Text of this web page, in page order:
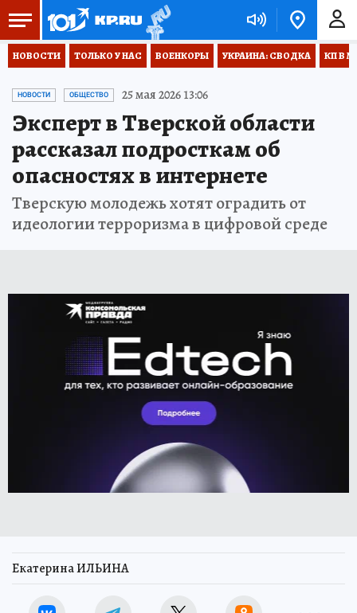
НОВОСТИ ТОЛЬКО У НАС ВОЕНКОРЫ УКРАИНА: СВОДКА КП В
НОВОСТИ ОБЩЕСТВО 25 мая 2026 13:06
Эксперт в Тверской области
рассказал подросткам об
опасностях в интернете
Тверскую молодежь хотят оградить от
идеологии терроризма в цифровой среде
Екатерина ИЛЬИНА